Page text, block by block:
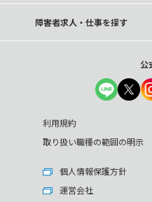
障害者求人・仕事を探す
公
利用規約
取り扱い職種の範囲の明示
個人情報保護方針
運営会社